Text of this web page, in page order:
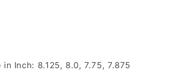
Inch: 8.125, 8.0, 7.75, 7.875